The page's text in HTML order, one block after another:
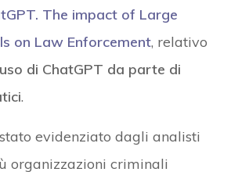
The impact of Large
on Law Enforcement, relativo
di ChatGPT da parte di
.
evidenziato dagli analisti
organizzazioni criminali